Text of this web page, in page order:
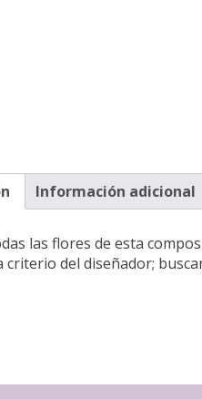
Información adicional
las flores de esta
criterio del diseñador;